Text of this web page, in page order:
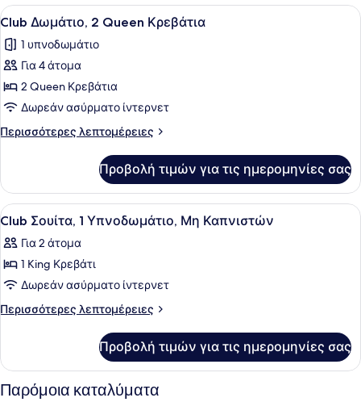
King
Προβολή
όλων
των
φωτογραφιών
για
Club
Δωμάτιο,
2
Κρεβάτια
Ένα δωμάτιο ξενοδοχείου με δύο
6
Club Δωμάτιο, 2 Queen Κρεβάτια
1 υπνοδωμάτιο
Για 4 άτομα
2 Queen Κρεβάτια
Δωρεάν ασύρματο ίντερνετ
Περισσότερες λεπτομέρειες
Περισσότερες
Δωμάτιο,
Queen
Προβολή τιμών για τις ημερομηνίες σας
Προβολή
όλων
των
φωτογραφιών
για
Club
Υπνοδωμάτιο,
Καπνιστών
Ένα δωμάτιο ξενοδοχείου με ένα
11
Club Σουίτα, 1 Υπνοδωμάτιο, Μη Καπνιστών
Για 2 άτομα
1 King Κρεβάτι
Δωρεάν ασύρματο ίντερνετ
Περισσότερες λεπτομέρειες
Περισσότερες
Σουίτα,
Υπνοδωμάτιο,
Προβολή τιμών για τις ημερομηνίες σας
Παρόμοια καταλύματα